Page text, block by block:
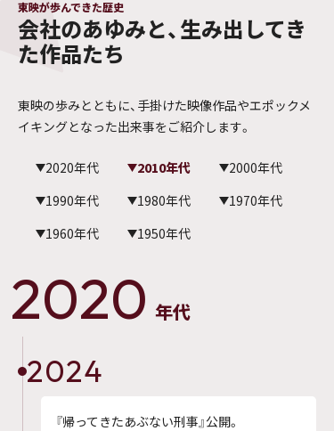
会社のあゆみと、生み出してき
た作品たち
東映が歩んできた歴史
東映の歩みとともに、手掛けた映像作品やエポックメ
イキングとなった出来事をご紹介します。
2020年代 2010年代
2000年代
1990年代
1980年代
1970年代
1960年代
1950年代
2020 年代
2024
『帰ってきたあぶない刑事』公開。